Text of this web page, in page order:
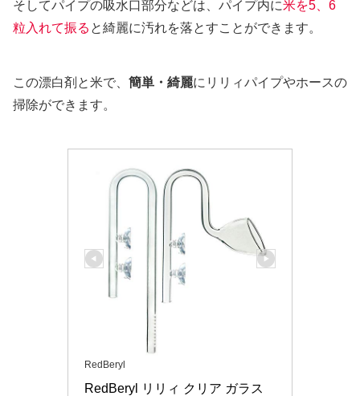
そしてパイプの吸水口部分などは、パイプ内に米を5、6
粒入れて振る と綺麗に汚れを落とすことができます。
この漂白剤と米で、 簡単・綺麗にリリィパイプやホースの
掃除ができます。
RedBeryl
RedBeryl リリィ クリア ガラス